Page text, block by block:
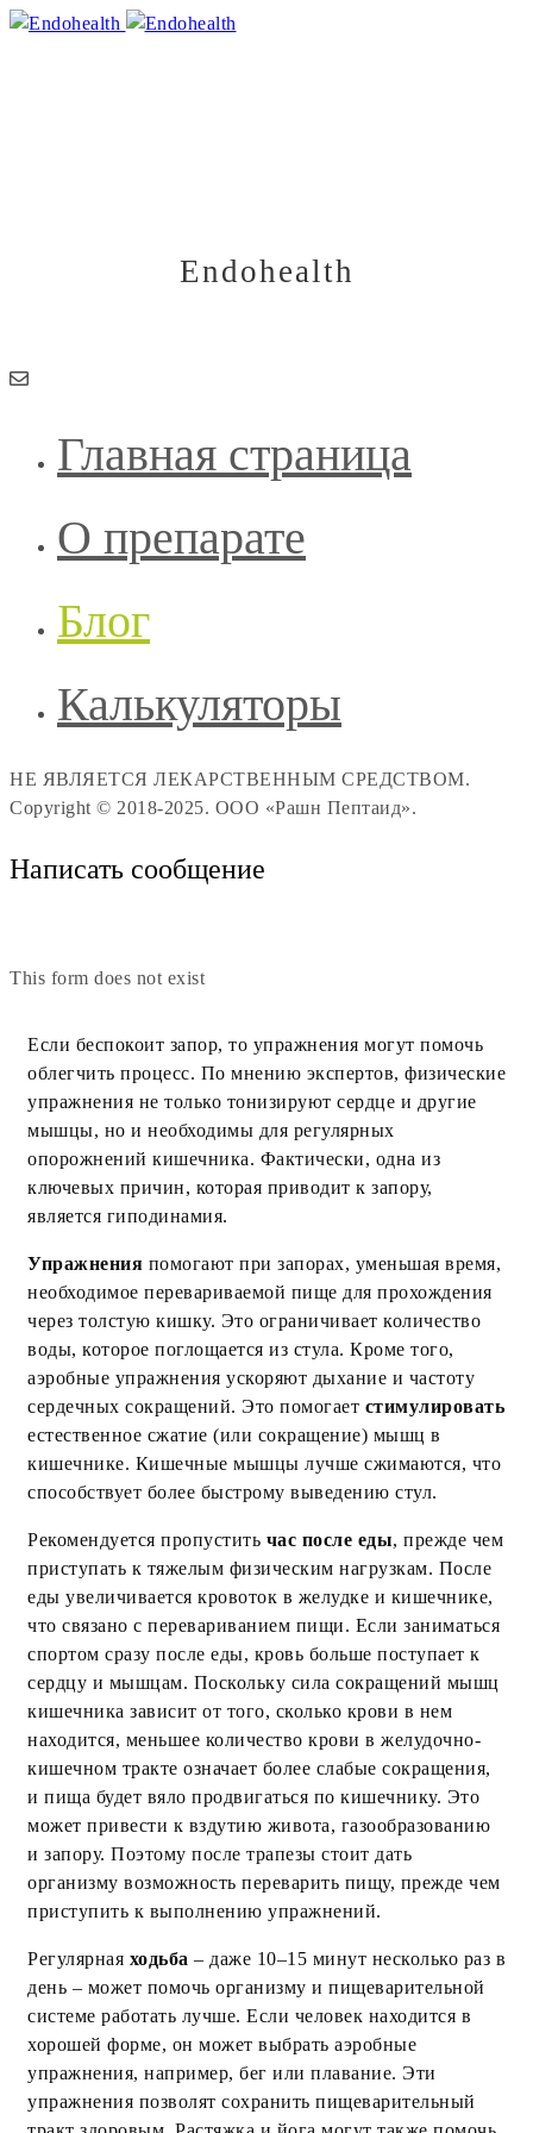
Endohealth
Главная страница
О препарате
Блог
Калькуляторы
НЕ ЯВЛЯЕТСЯ ЛЕКАРСТВЕННЫМ СРЕДСТВОМ.
Copyright © 2018-2025. ООО «Рашн Пептаид».
Написать сообщение
This form does not exist
Если беспокоит запор, то упражнения могут помочь
облегчить процесс. По мнению экспертов, физические
упражнения не только тонизируют сердце и другие
мышцы, но и необходимы для регулярных
опорожнений кишечника. Фактически, одна из
ключевых причин, которая приводит к запору,
является гиподинамия.
Упражнения помогают при запорах, уменьшая время,
необходимое перевариваемой пище для прохождения
через толстую кишку. Это ограничивает количество
воды, которое поглощается из стула. Кроме того,
аэробные упражнения ускоряют дыхание и частоту
сердечных сокращений. Это помогает стимулировать
естественное сжатие (или сокращение) мышц в
кишечнике. Кишечные мышцы лучше сжимаются, что
способствует более быстрому выведению стул.
Рекомендуется пропустить час после еды, прежде чем
приступать к тяжелым физическим нагрузкам. После
еды увеличивается кровоток в желудке и кишечнике,
что связано с перевариванием пищи. Если заниматься
спортом сразу после еды, кровь больше поступает к
сердцу и мышцам. Поскольку сила сокращений мышц
кишечника зависит от того, сколько крови в нем
находится, меньшее количество крови в желудочно-
кишечном тракте означает более слабые сокращения,
и пища будет вяло продвигаться по кишечнику. Это
может привести к вздутию живота, газообразованию
и запору. Поэтому после трапезы стоит дать
организму возможность переварить пищу, прежде чем
приступить к выполнению упражнений.
Регулярная ходьба – даже 10–15 минут несколько раз в
день – может помочь организму и пищеварительной
системе работать лучше. Если человек находится в
хорошей форме, он может выбрать аэробные
упражнения, например, бег или плавание. Эти
упражнения позволят сохранить пищеварительный